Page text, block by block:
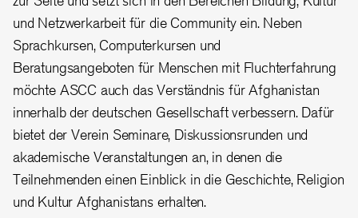
und Netzwerkarbeit für die Community ein. Neben
Sprachkursen, Computerkursen und
Beratungsangeboten für Menschen mit Fluchterfahrung
möchte ASCC auch das Verständnis für Afghanistan
innerhalb der deutschen Gesellschaft verbessern. Dafür
bietet der Verein Seminare, Diskussionsrunden und
akademische Veranstaltungen an, in denen die
Teilnehmenden einen Einblick in die Geschichte, Religion
und Kultur Afghanistans erhalten.